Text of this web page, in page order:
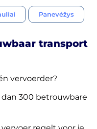
Panevėžys
transport
vervoerder?
300 betrouwbare